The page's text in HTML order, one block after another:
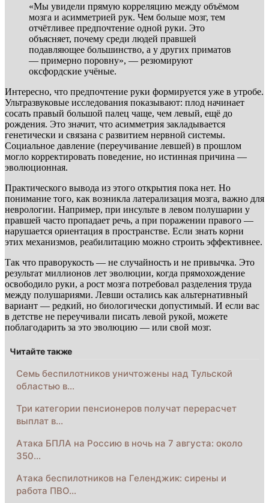
«Мы увидели прямую корреляцию между объёмом
мозга и асимметрией рук. Чем больше мозг, тем
отчётливее предпочтение одной руки. Это
объясняет, почему среди людей правшей
подавляющее большинство, а у других приматов
— примерно поровну», — резюмируют
оксфордские учёные.
Интересно, что предпочтение руки формируется уже в утробе.
Ультразвуковые исследования показывают: плод начинает
сосать правый большой палец чаще, чем левый, ещё до
рождения. Это значит, что асимметрия закладывается
генетически и связана с развитием нервной системы.
Социальное давление (переучивание левшей) в прошлом
могло корректировать поведение, но истинная причина —
эволюционная.
Практического вывода из этого открытия пока нет. Но
понимание того, как возникла латерализация мозга, важно для
неврологии. Например, при инсульте в левом полушарии у
правшей часто пропадает речь, а при поражении правого —
нарушается ориентация в пространстве. Если знать корни
этих механизмов, реабилитацию можно строить эффективнее.
Так что праворукость — не случайность и не привычка. Это
результат миллионов лет эволюции, когда прямохождение
освободило руки, а рост мозга потребовал разделения труда
между полушариями. Левши остались как альтернативный
вариант — редкий, но биологически допустимый. И если вас
в детстве не переучивали писать левой рукой, можете
поблагодарить за это эволюцию — или свой мозг.
Читайте также
Семь беспилотников уничтожены над Тульской
областью в…
Три категории пенсионеров получат перерасчет
выплат в…
Атака БПЛА на Россию в ночь на 7 августа: около
350…
Атака беспилотников на Геленджик: сирены и
работа ПВО…